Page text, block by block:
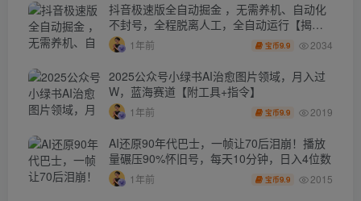
抖音极速版全自动掘金 ，无需养机、自动化
不封号，全程脱离人工，全自动运行【揭
秘】 1年前 宝币9.9 2034
2025公众号小绿书AI治愈图片领域，月入过
W，蓝海赛道【附工具+指令】
1年前 宝币9.9 2019
AI还原90年代巴士，一帧让70后泪崩！播放
量碾压90%怀旧号，每天10分钟，日入4位数
1年前 宝币9.9 2015